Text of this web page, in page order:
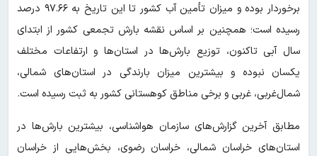
برخوردار بوده و میزان تأمین آب کشور تا این تاریخ به ۹۷.۶۶ درصد
رسیده است؛ همچنین بر اساس نقشه بارش تجمعی کشور از ابتدای
سال آبی تاکنون، توزیع بارش‌ها در استان‌ها و ارتفاعات مختلف
یکسان نبوده و بیشترین میزان بارندگی در استان‌های شمالی،
شمال‌غربی، غربی و برخی مناطق کوهستانی کشور به ثبت رسیده است.
مطابق آخرین گزارش‌های سازمان هواشناسی، بیشترین بارش‌ها در
استان‌های خراسان شمالی، خراسان رضوی، بخش‌هایی از خراسان